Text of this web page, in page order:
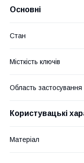
Основні
Стан
Місткість ключів
Область застосування
Користувацькі
Матеріал